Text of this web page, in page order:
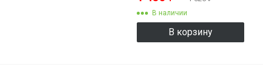
В наличии
В корзину